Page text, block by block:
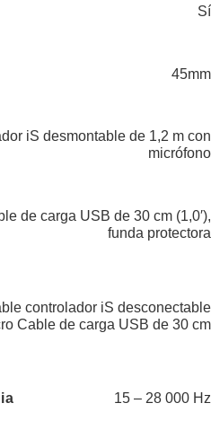
Sí
45mm
iS desmontable de 1,2 m con
micrófono
de carga USB de 30 cm (1,0′),
funda protectora
controlador iS desconectable
Cable de carga USB de 30 cm
15 – 28 000 Hz